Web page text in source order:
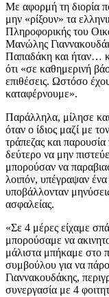
Με αφορμή τη διορία
μην «ρίξουν» τα
Πληροφορικής του
Μανώλης
Παπαδάκη και ήταν…
ότι «σε καθημερινή
επιθέσεις. Ωστόσο
καταφέρνουμε».
Παράλληλα, μίλησε
όταν ο ίδιος μαζί με
τράπεζας και
δεύτερο να μην
μπορούσαν να
λοιπόν, υπέγραψαν
υποβάλλονταν
ασφαλείας.
«Σε 4 μέρες είχαμε
μπορούσαμε να
μάλιστα μπήκαμε στο
συμβούλου για να
Γιαννακουδάκης,
συνεργασία με 4